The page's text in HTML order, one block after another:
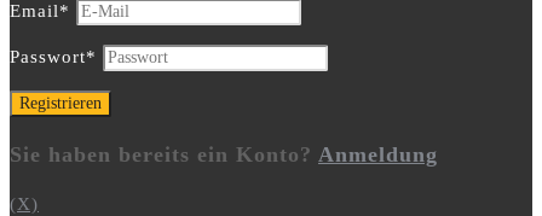
Email*
Passwort*
Sie haben bereits ein Konto? Anmeldung
(X)